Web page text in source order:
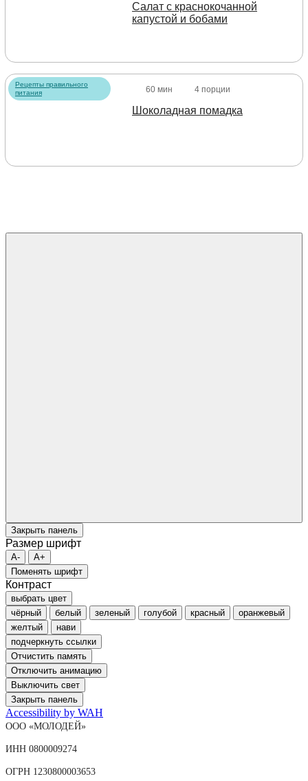
Салат с краснокочанной
капустой и бобами
Рецепты правильного
питания
60 мин 4 порции
Шоколадная помадка
Закрыть панель
Размер шрифт
A-
A+
Поменять шрифт
Контраст
выбрать цвет
чёрный
белый зеленый голубой красный
оранжевый
желтый
нави
подчеркнуть ссылки
Отчистить память
Отключить анимацию
Выключить свет
Закрыть панель
Accessibility by WAH
ООО «МОЛОДЕЙ»
ИНН 0800009274
ОГРН 1230800003653